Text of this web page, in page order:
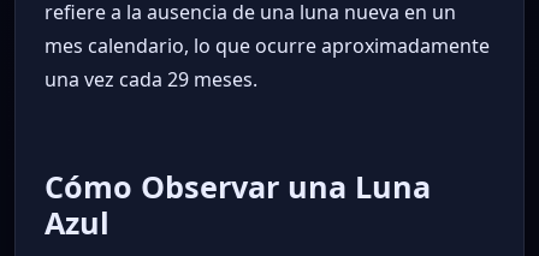
refiere a la ausencia de una luna nueva en un
mes calendario, lo que ocurre aproximadamente
una vez cada 29 meses.
Cómo Observar una Luna
Azul